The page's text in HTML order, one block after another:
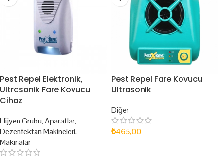
Pest Repel Elektronik,
Ultrasonik Fare Kovucu
Cihaz
Hijyen Grubu,Aparatlar,
Dezenfektan Makineleri,
Makinalar
Pest Repel Fare Kovucu
Ultrasonik
Diğer
₺465,00